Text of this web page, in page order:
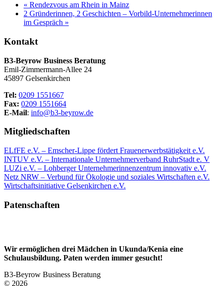
« Rendezvous am Rhein in Mainz
2 Gründerinnen, 2 Geschichten – Vorbild-Unternehmerinnen
im Gespräch »
Kontakt
B3-Beyrow Business Beratung
Emil-Zimmermann-Allee 24
45897 Gelsenkirchen
Tel: 0209 1551667
Fax: 0209 1551664
E-Mail: info@b3-beyrow.de
Mitgliedschaften
ELfFE e.V. – Emscher-Lippe fördert Frauenerwerbstätigkeit e.V.
INTUV e.V. – Internationale Unternehmerverband RuhrStadt e. V
LUZi e.V. – Lohberger Unternehmerinnenzentrum innovativ e.V.
Netz NRW – Verbund für Ökologie und soziales Wirtschaften e.V.
Wirtschaftsinitiative Gelsenkirchen e.V.
Patenschaften
Wir ermöglichen drei Mädchen in Ukunda/Kenia eine
Schulausbildung. Paten werden immer gesucht!
B3-Beyrow Business Beratung
© 2026